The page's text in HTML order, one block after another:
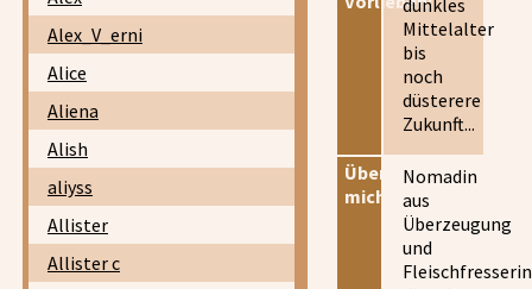
Alex_V_erni
Alice
Aliena
Alish
aliyss
Allister
Allister c
Mittelalter
bis
noch
düsterere
Zukunft...
Über
mich:
Nomadin
aus
Überzeugung
und